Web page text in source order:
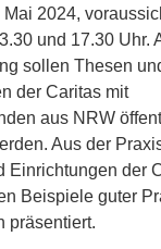
Mai 2024,
und 17.30 Uhr.
sollen Thesen
der Caritas mit
aus NRW
Aus der
Einrichtungen der
Beispiele guter
präsentiert.